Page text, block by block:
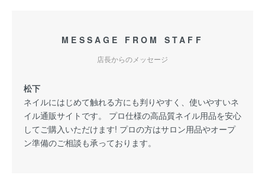
MESSAGE FROM STAFF
店長からのメッセージ
松下
ネイルにはじめて触れる方にも判りやすく、使いやすいネ
イル通販サイトです。 プロ仕様の高品質ネイル用品を安心
してご購入いただけます! プロの方はサロン用品やオープ
ン準備のご相談も承っております。